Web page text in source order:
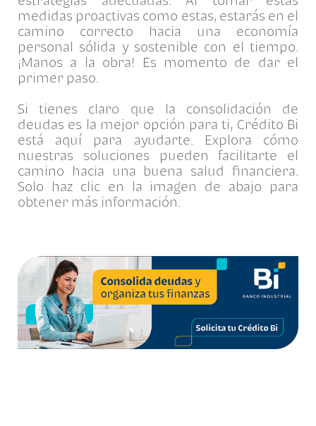
medidas proactivas como estas, estarás en el
camino correcto hacia una economía
personal sólida y sostenible con el tiempo.
¡Manos a la obra! Es momento de dar el
primer paso.
Si tienes claro que la consolidación de
deudas es la mejor opción para ti, Crédito Bi
está aquí para ayudarte. Explora cómo
nuestras soluciones pueden facilitarte el
camino hacia una buena salud financiera.
Solo haz clic en la imagen de abajo para
obtener más información.